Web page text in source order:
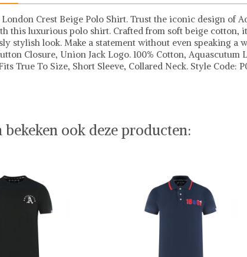
Crest Beige Polo Shirt. Trust the iconic design of
this luxurious polo shirt. Crafted from soft beige cotton,
stylish look. Make a statement without even speaking a
Closure, Union Jack Logo. 100% Cotton, Aquascutum
True To Size, Short Sleeve, Collared Neck. Style Code:
bekeken ook deze producten: